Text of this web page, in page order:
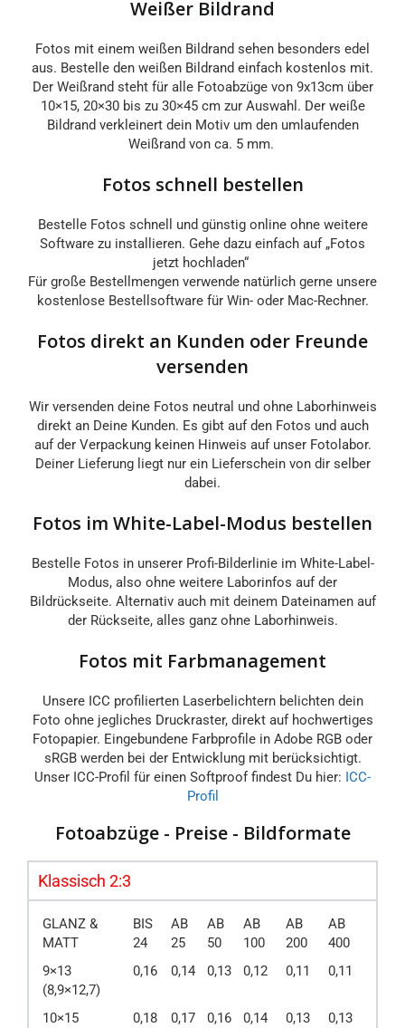
Weißer Bildrand
Fotos mit einem weißen Bildrand sehen besonders edel
aus. Bestelle den weißen Bildrand einfach kostenlos mit.
Der Weißrand steht für alle Fotoabzüge von 9x13cm über
10×15, 20×30 bis zu 30×45 cm zur Auswahl. Der weiße
Bildrand verkleinert dein Motiv um den umlaufenden
Weißrand von ca. 5 mm.
Fotos schnell bestellen
Bestelle Fotos schnell und günstig online ohne weitere
Software zu installieren. Gehe dazu einfach auf „Fotos
jetzt hochladen“
Für große Bestellmengen verwende natürlich gerne unsere
kostenlose Bestellsoftware für Win- oder Mac-Rechner.
Fotos direkt an Kunden oder Freunde
versenden
Wir versenden deine Fotos neutral und ohne Laborhinweis
direkt an Deine Kunden. Es gibt auf den Fotos und auch
auf der Verpackung keinen Hinweis auf unser Fotolabor.
Deiner Lieferung liegt nur ein Lieferschein von dir selber
dabei.
Fotos im White-Label-Modus bestellen
Bestelle Fotos in unserer Profi-Bilderlinie im White-Label-
Modus, also ohne weitere Laborinfos auf der
Bildrückseite. Alternativ auch mit deinem Dateinamen auf
der Rückseite, alles ganz ohne Laborhinweis.
Fotos mit Farbmanagement
Unsere ICC profilierten Laserbelichtern belichten dein
Foto ohne jegliches Druckraster, direkt auf hochwertiges
Fotopapier. Eingebundene Farbprofile in Adobe RGB oder
sRGB werden bei der Entwicklung mit berücksichtigt.
Unser ICC-Profil für einen Softproof findest Du hier: ICC-
Profil
Fotoabzüge - Preise - Bildformate
Klassisch 2:3
GLANZ &
MATT
BIS
24
AB
25
AB
50
AB
100
AB
200
AB
400
9×13
(8,9×12,7)
0,16 0,14 0,13 0,12 0,11 0,11
10×15
0,18 0,17 0,16 0,14 0,13 0,13